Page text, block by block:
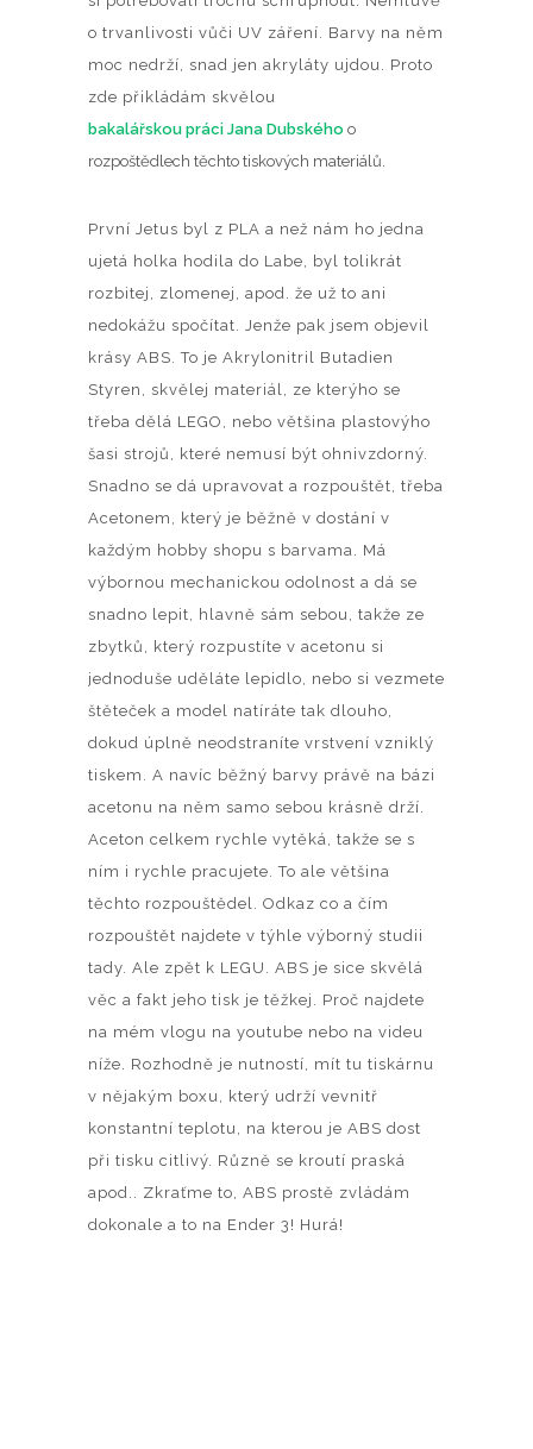
o trvanlivosti vůči UV záření. Barvy na něm
moc nedrží, snad jen akryláty ujdou. Proto
zde přikládám skvělou
bakalářskou práci Jana Dubského o
rozpoštědlech těchto tiskových materiálů.
První Jetus byl z PLA a než nám ho jedna
ujetá holka hodila do Labe, byl tolikrát
rozbitej, zlomenej, apod. že už to ani
nedokážu spočítat. Jenže pak jsem objevil
krásy ABS. To je Akrylonitril Butadien
Styren, skvělej materiál, ze kterýho se
třeba dělá LEGO, nebo většina plastovýho
šasi strojů, které nemusí být ohnivzdorný.
Snadno se dá upravovat a rozpouštět, třeba
Acetonem, který je běžně v dostání v
každým hobby shopu s barvama. Má
výbornou mechanickou odolnost a dá se
snadno lepit, hlavně sám sebou, takže ze
zbytků, který rozpustíte v acetonu si
jednoduše uděláte lepidlo, nebo si vezmete
štěteček a model natíráte tak dlouho,
dokud úplně neodstraníte vrstvení vzniklý
tiskem. A navíc běžný barvy právě na bázi
acetonu na něm samo sebou krásně drží.
Aceton celkem rychle vytěká, takže se s
ním i rychle pracujete. To ale většina
těchto rozpouštědel. Odkaz co a čím
rozpouštět najdete v týhle výborný studii
tady. Ale zpět k LEGU. ABS je sice skvělá
věc a fakt jeho tisk je těžkej. Proč najdete
na mém vlogu na youtube nebo na videu
níže. Rozhodně je nutností, mít tu tiskárnu
v nějakým boxu, který udrží vevnitř
konstantní teplotu, na kterou je ABS dost
při tisku citlivý. Různě se kroutí praská
apod.. Zkraťme to, ABS prostě zvládám
dokonale a to na Ender 3! Hurá!